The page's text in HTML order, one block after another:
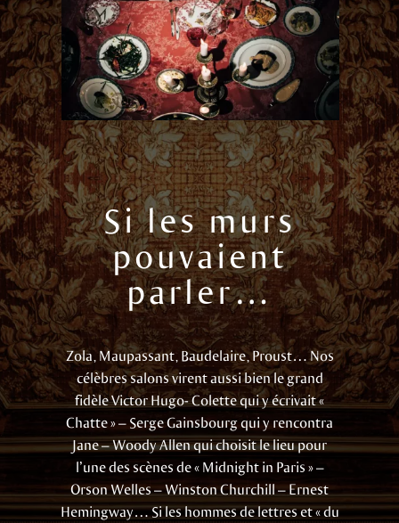
Si les murs
pouvaient
parler…
Zola, Maupassant, Baudelaire, Proust… Nos
célèbres salons virent aussi bien le grand
fidèle Victor Hugo- Colette qui y écrivait «
Chatte » – Serge Gainsbourg qui y rencontra
Jane – Woody Allen qui choisit le lieu pour
l’une des scènes de « Midnight in Paris » –
Orson Welles – Winston Churchill – Ernest
Hemingway… Si les hommes de lettres et « du